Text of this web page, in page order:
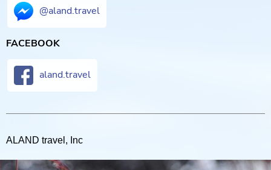
@aland.travel
FACEBOOK
aland.travel
ALAND travel, Inc